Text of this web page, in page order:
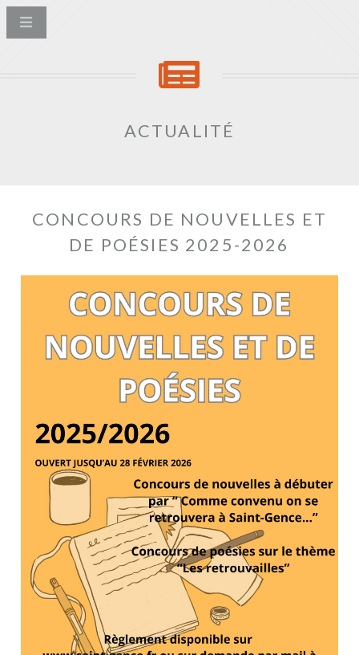
ACTUALITÉ
CONCOURS DE NOUVELLES ET
DE POÉSIES 2025-2026